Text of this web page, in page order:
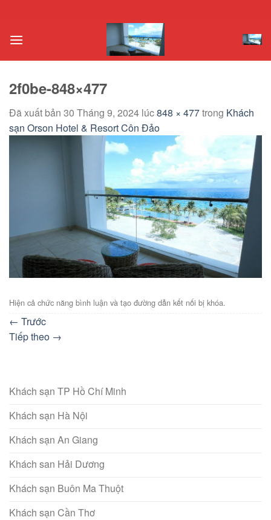
nội
2f0be-848×477
Đã xuất bản 30 Tháng 9, 2024 lúc848 × 477trong Khách
sạn Orson Hotel & Resort Côn Đảo
Hiện cả chức năng bình luận và tạo đường dẫn kết nối bị khóa.
← Trước
Tiếp theo →
Khách sạn TP Hồ Chí Minh
Khách sạn Hà Nội
Khách sạn An Giang
Khách san Hải Dương
Khách sạn Buôn Ma Thuột
Khách sạn Cần Thơ